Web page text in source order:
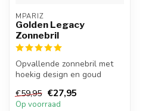
MPARIZ
Golden Legacy
Zonnebril
Opvallende zonnebril met
hoekig design en goud
stijlvo...
€59,95 €27,95
Op voorraad